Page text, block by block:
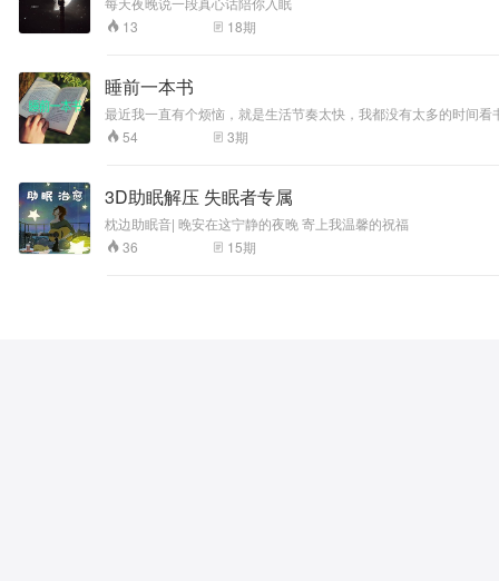
13
18期
睡前一本书
最近我一直有个烦恼，就是生活节奏太快，我都没有太多的时间
54
3期
3D助眠解压 失眠者专属
枕边助眠音|​ 晚安在这宁静的夜晚 寄上我温馨的祝福​
36
15期